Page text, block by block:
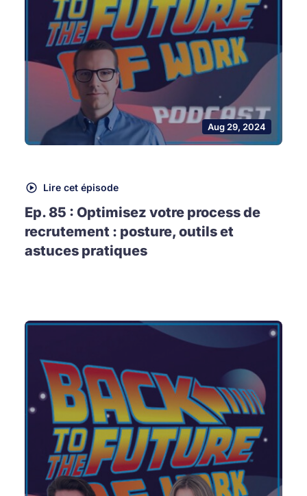
Aug 29, 2024
Lire cet épisode
Ep. 85 : Optimisez votre process de
recrutement : posture, outils et
astuces pratiques